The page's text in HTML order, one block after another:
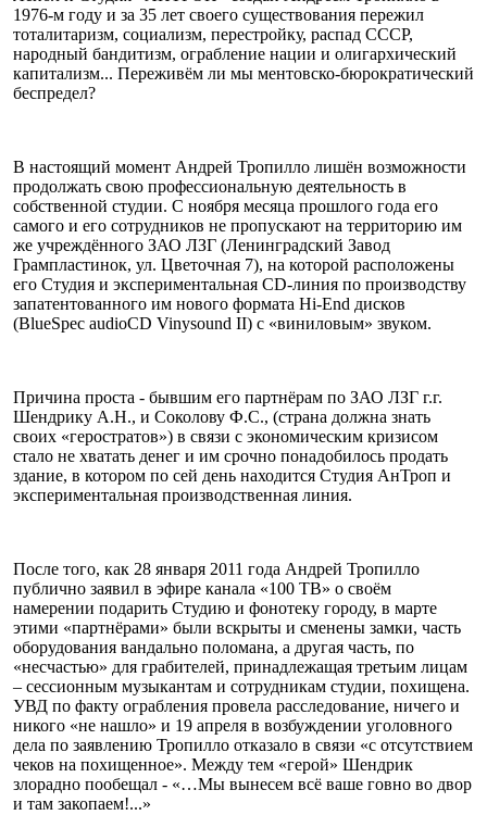
1976-м году и за 35 лет своего существования пережил
тоталитаризм, социализм, перестройку, распад СССР,
народный бандитизм, ограбление нации и олигархический
капитализм... Переживём ли мы ментовско-бюрократический
беспредел?
В настоящий момент Андрей Тропилло лишён возможности
продолжать свою профессиональную деятельность в
собственной студии. С ноября месяца прошлого года его
самого и его сотрудников не пропускают на территорию им
же учреждённого ЗАО ЛЗГ (Ленинградский Завод
Грампластинок, ул. Цветочная 7), на которой расположены
его Студия и экспериментальная CD-линия по производству
запатентованного им нового формата Hi-End дисков
(BlueSpec audioСD Vinysound II) с «виниловым» звуком.
Причина проста - бывшим его партнёрам по ЗАО ЛЗГ г.г.
Шендрику А.Н., и Соколову Ф.С., (страна должна знать
своих «геростратов») в связи с экономическим кризисом
стало не хватать денег и им срочно понадобилось продать
здание, в котором по сей день находится Студия АнТроп и
экспериментальная производственная линия.
После того, как 28 января 2011 года Андрей Тропилло
публично заявил в эфире канала «100 TB» о своём
намерении подарить Студию и фонотеку городу, в марте
этими «партнёрами» были вскрыты и сменены замки, часть
оборудования вандально поломана, а другая часть, по
«несчастью» для грабителей, принадлежащая третьим лицам
– сессионным музыкантам и сотрудникам студии, похищена.
УВД по факту ограбления провела расследование, ничего и
никого «не нашло» и 19 апреля в возбуждении уголовного
дела по заявлению Тропилло отказало в связи «с отсутствием
чеков на похищенное». Между тем «герой» Шендрик
злорадно пообещал - «…Мы вынесем всё ваше говно во двор
и там закопаем!...»